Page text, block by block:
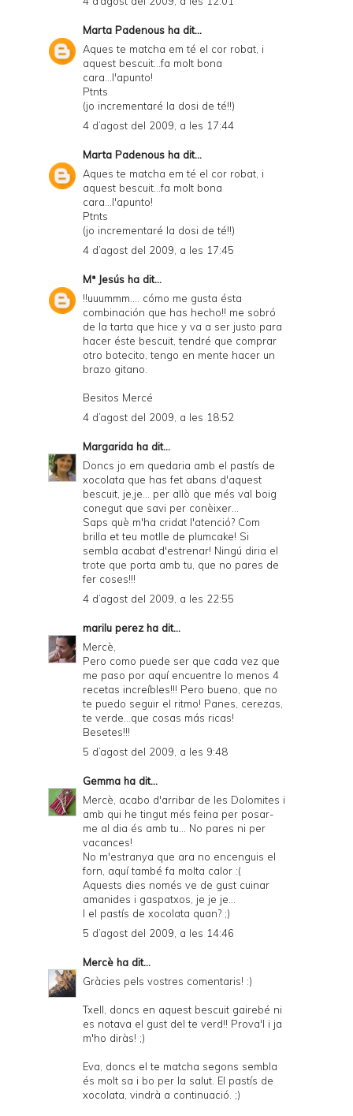
Marta Padenous ha dit...
Aques te matcha em té el cor robat, i
aquest bescuit...fa molt bona
cara...l'apunto!
Ptnts
(jo incrementaré la dosi de té!!)
4 d’agost del 2009, a les 17:44
Marta Padenous ha dit...
Aques te matcha em té el cor robat, i
aquest bescuit...fa molt bona
cara...l'apunto!
Ptnts
(jo incrementaré la dosi de té!!)
4 d’agost del 2009, a les 17:45
Mª Jesús ha dit...
!!uuummm.... cómo me gusta ésta
combinación que has hecho!! me sobró
de la tarta que hice y va a ser justo para
hacer éste bescuit, tendré que comprar
otro botecito, tengo en mente hacer un
brazo gitano.
Besitos Mercé
4 d’agost del 2009, a les 18:52
Margarida ha dit...
Doncs jo em quedaria amb el pastís de
xocolata que has fet abans d'aquest
bescuit, je,je... per allò que més val boig
conegut que savi per conèixer...
Saps què m'ha cridat l'atenció? Com
brilla et teu motlle de plumcake! Si
sembla acabat d'estrenar! Ningú diria el
trote que porta amb tu, que no pares de
fer coses!!!
4 d’agost del 2009, a les 22:55
marilu perez ha dit...
Mercè,
Pero como puede ser que cada vez que
me paso por aquí encuentre lo menos 4
recetas increíbles!!! Pero bueno, que no
te puedo seguir el ritmo! Panes, cerezas,
te verde...que cosas más ricas!
Besetes!!!
5 d’agost del 2009, a les 9:48
Gemma ha dit...
Mercè, acabo d'arribar de les Dolomites i
amb qui he tingut més feina per posar-
me al dia és amb tu... No pares ni per
vacances!
No m'estranya que ara no encenguis el
forn, aquí també fa molta calor :(
Aquests dies només ve de gust cuinar
amanides i gaspatxos, je je je...
I el pastís de xocolata quan? ;)
5 d’agost del 2009, a les 14:46
Mercè ha dit...
Gràcies pels vostres comentaris! :)
Txell, doncs en aquest bescuit gairebé ni
es notava el gust del te verd!! Prova'l i ja
m'ho diràs! ;)
Eva, doncs el te matcha segons sembla
és molt sa i bo per la salut. El pastís de
xocolata, vindrà a continuació. ;)